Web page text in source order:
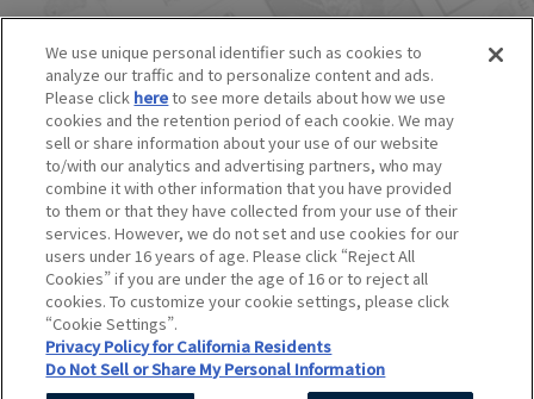
© BANDAI SPIRITS CO.,LTD. ALL RIGHTS RESERVED.
©創通・サンライズ ©創通・サンライズ・MBS
©SOTSU・SUNRISE ©SOTSU・SUNRISE・MBS
©Nintendo・Creatures・GAME FREAK・TV Tokyo・ShoPro・JR Kikaku
©Pokémon
©Pokémon. ©Nintendo/Creatures Inc./GAME FREAK inc.
このホームページに掲載されている全ての画像、文章、データなどの無断
転用、転載をお断りします。
Unauthorized use or reproduction of materials contained in this page
is strictly prohibited.
Do Not Sell or Share My Personal Information
We use unique personal identifier such as cookies to
analyze our traffic and to personalize content and ads.
Please click hereto see more details about how we use
cookies and the retention period of each cookie. We may
sell or share information about your use of our website
to/with our analytics and advertising partners, who may
combine it with other information that you have provided
to them or that they have collected from your use of their
services. However, we do not set and use cookies for our
users under 16 years of age. Please click “Reject All
Cookies” if you are under the age of 16 or to reject all
cookies. To customize your cookie settings, please click
“Cookie Settings”.
Privacy Policy for California Residents
Do Not Sell or Share My Personal Information
■当社は、本サービスの内容・条件を予告なく変
は、本サービスの提供を終了することがありま
す。
■本サービスのご利用にあたり、ウェブサイトご
利用条件およびその他別途当社が定める規約が
ある場合、これらに従ってご利用ください。